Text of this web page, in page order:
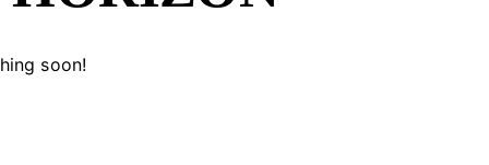
soon!